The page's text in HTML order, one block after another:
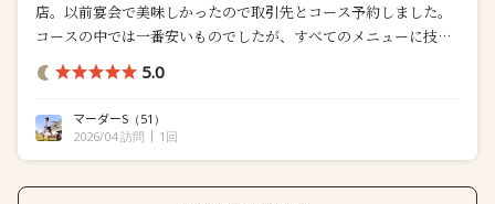
店。以前宴会で美味しかったので取引先とコース予約しました。
コースの中では一番安いものでしたが、すべてのメニューに技巧
が詰ま...
5.0
マーダーS （51）
2026/04 訪問
1回